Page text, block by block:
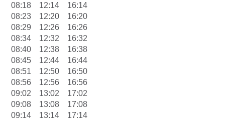
08:18 12:14 16:14
08:23 12:20 16:20
08:29 12:26 16:26
08:34 12:32 16:32
08:40 12:38 16:38
08:45 12:44 16:44
08:51 12:50 16:50
08:56 12:56 16:56
09:02 13:02 17:02
09:08 13:08 17:08
09:14 13:14 17:14